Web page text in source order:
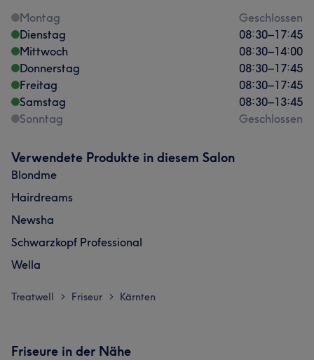
Montag
Geschlossen
Dienstag
08:30–17:45
Mittwoch
08:30–14:00
Donnerstag
08:30–17:45
Freitag
08:30–17:45
Samstag
08:30–13:45
Sonntag
Geschlossen
Verwendete Produkte in diesem Salon
Blondme
Hairdreams
Newsha
Schwarzkopf Professional
Wella
Treatwell > Friseur > Kärnten
Friseure in der Nähe